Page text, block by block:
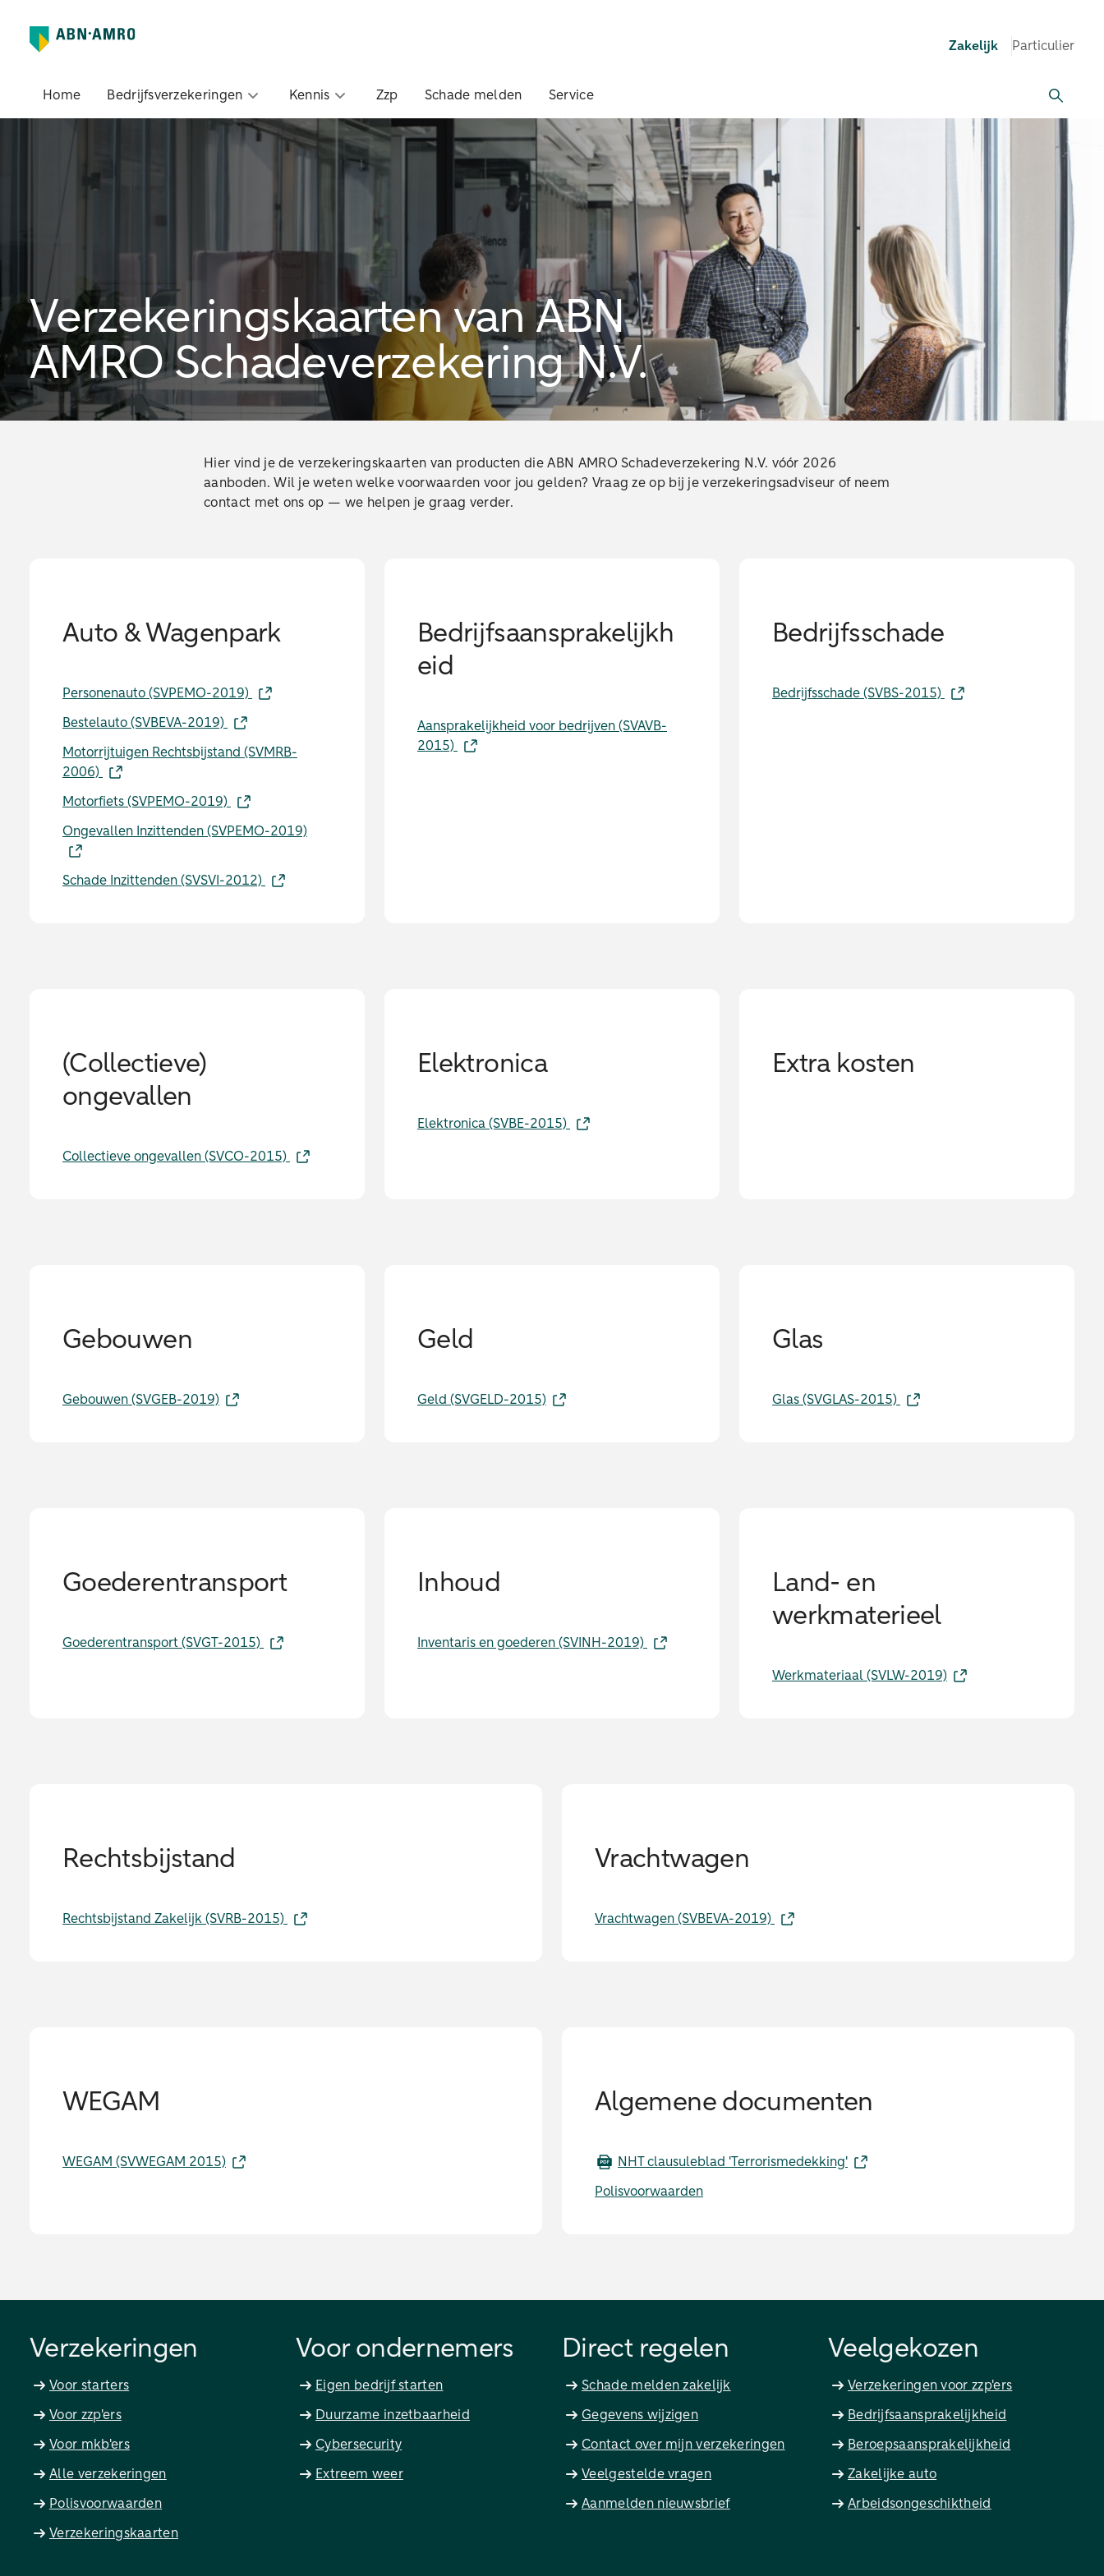
Zakelijk Particulier
Home Bedrijfsverzekeringen Kennis Zzp Schade melden Service
Verzekerings­­kaarten van ABN
AMRO Schade­verzekering N.V.
Hier vind je de verzekeringskaarten van producten die ABN AMRO Schadeverzekering N.V. vóór 2026
aanboden. Wil je weten welke voorwaarden voor jou gelden? Vraag ze op bij je verzekeringsadviseur of neem
contact met ons op — we helpen je graag verder.
Auto & Wagenpark
Personenauto (SVPEMO-2019)
Bestelauto (SVBEVA-2019)
Motorrijtuigen Rechtsbijstand (SVMRB-
2006)
Motorfiets (SVPEMO-2019)
Ongevallen Inzittenden (SVPEMO-2019)
Schade Inzittenden (SVSVI-2012)
Bedrijfsaansprakelijkh
eid
Aansprakelijkheid voor bedrijven (SVAVB-
2015)
Bedrijfsschade
Bedrijfsschade (SVBS-2015)
(Collectieve)
ongevallen
Collectieve ongevallen (SVCO-2015)
Elektronica
Elektronica (SVBE-2015)
Extra kosten
Gebouwen
Gebouwen (SVGEB-2019)
Geld
Geld (SVGELD-2015)
Glas
Glas (SVGLAS-2015)
Goederentransport
Goederentransport (SVGT-2015)
Inhoud
Inventaris en goederen (SVINH-2019)
Land- en
werkmaterieel
Werkmateriaal (SVLW-2019)
Rechtsbijstand
Rechtsbijstand Zakelijk (SVRB-2015)
Vrachtwagen
Vrachtwagen (SVBEVA-2019)
WEGAM
WEGAM (SVWEGAM 2015)
Algemene documenten
NHT clausuleblad 'Terrorismedekking'
Polisvoorwaarden
Verzekeringen
Voor starters
Voor zzp'ers
Voor mkb'ers
Alle verzekeringen
Polisvoorwaarden
Verzekeringskaarten
Voor ondernemers
Eigen bedrijf starten
Duurzame inzetbaarheid
Cybersecurity
Extreem weer
Direct regelen
Schade melden zakelijk
Gegevens wijzigen
Contact over mijn verzekeringen
Veelgestelde vragen
Aanmelden nieuwsbrief
Veelgekozen
Verzekeringen voor zzp'ers
Bedrijfsaansprakelijkheid
Beroepsaansprakelijkheid
Zakelijke auto
Arbeidsongeschiktheid